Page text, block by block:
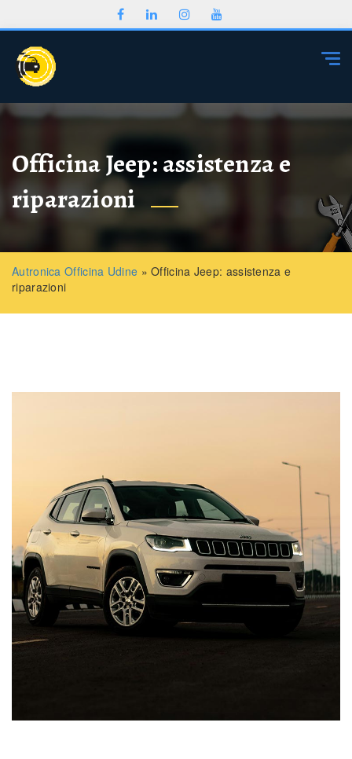
Officina Jeep: assistenza e
riparazioni
Autronica Officina Udine »Officina Jeep: assistenza e
riparazioni